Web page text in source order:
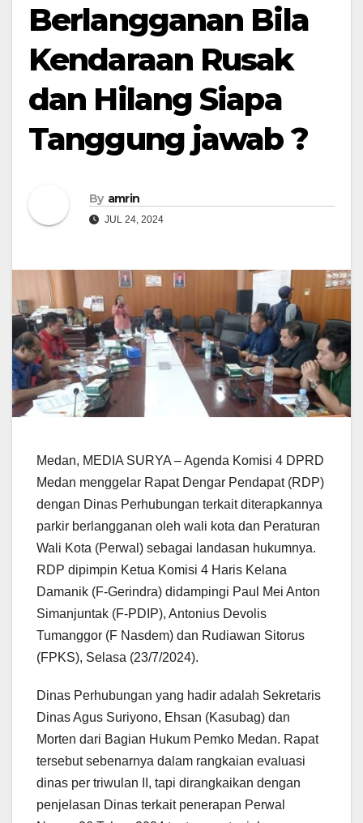
Berlangganan Bila
Kendaraan Rusak
dan Hilang Siapa
Tanggung jawab ?
By amrin
JUL 24, 2024
Medan, MEDIA SURYA – Agenda Komisi 4 DPRD
Medan menggelar Rapat Dengar Pendapat (RDP)
dengan Dinas Perhubungan terkait diterapkannya
parkir berlangganan oleh wali kota dan Peraturan
Wali Kota (Perwal) sebagai landasan hukumnya.
RDP dipimpin Ketua Komisi 4 Haris Kelana
Damanik (F-Gerindra) didampingi Paul Mei Anton
Simanjuntak (F-PDIP), Antonius Devolis
Tumanggor (F Nasdem) dan Rudiawan Sitorus
(FPKS), Selasa (23/7/2024).
Dinas Perhubungan yang hadir adalah Sekretaris
Dinas Agus Suriyono, Ehsan (Kasubag) dan
Morten dari Bagian Hukum Pemko Medan. Rapat
tersebut sebenarnya dalam rangkaian evaluasi
dinas per triwulan II, tapi dirangkaikan dengan
penjelasan Dinas terkait penerapan Perwal